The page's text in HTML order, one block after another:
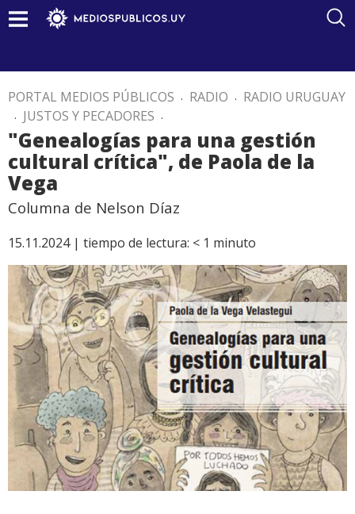
PORTAL MEDIOS PÚBLICOS . RADIO . RADIO URUGUAY
. JUSTOS Y PECADORES .
"Genealogías para una gestión
cultural crítica", de Paola de la
Vega
Columna de Nelson Díaz
15.11.2024 | tiempo de lectura: < 1 minuto